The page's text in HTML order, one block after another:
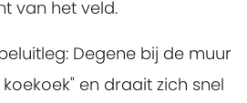
van het veld.
Degene bij de muur
en draait zich snel